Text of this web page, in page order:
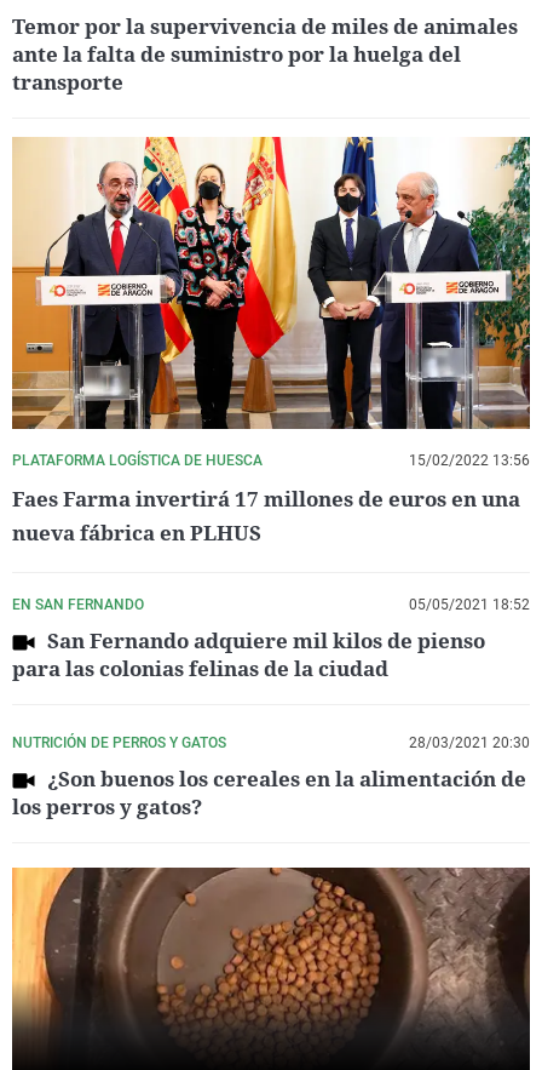
Temor por la supervivencia de miles de animales
ante la falta de suministro por la huelga del
transporte
PLATAFORMA LOGÍSTICA DE HUESCA 15/02/2022 13:56
Faes Farma invertirá 17 millones de euros en una
nueva fábrica en PLHUS
EN SAN FERNANDO 05/05/2021 18:52
San Fernando adquiere mil kilos de pienso
para las colonias felinas de la ciudad
NUTRICIÓN DE PERROS Y GATOS 28/03/2021 20:30
¿Son buenos los cereales en la alimentación de
los perros y gatos?